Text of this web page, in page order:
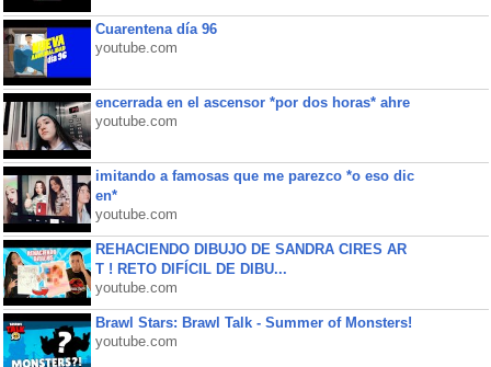
Cuarentena día 96
youtube.com
encerrada en el ascensor *por dos horas* ahre
youtube.com
imitando a famosas que me parezco *o eso dic
en*
youtube.com
REHACIENDO DIBUJO DE SANDRA CIRES AR
T ! RETO DIFÍCIL DE DIBU...
youtube.com
Brawl Stars: Brawl Talk - Summer of Monsters!
youtube.com